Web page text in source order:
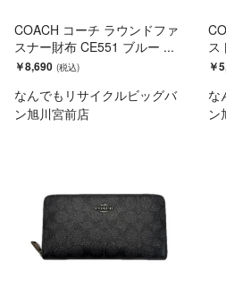
COACH コーチ ラウンドファ
スナー財布 CE551 ブルー ...
￥8,690
なんでもリサイクルビッグバ
ン旭川宮前店
ス
￥
な
ン